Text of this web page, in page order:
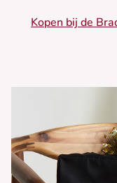
• Mouwloze
• Ruime en
• Elegante
Kopen bij de